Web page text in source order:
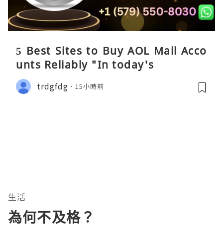
5 Best Sites to Buy AOL Mail Acco
unts Reliably "In today's
trdgfdg 15小時前
生活
為何不及格？